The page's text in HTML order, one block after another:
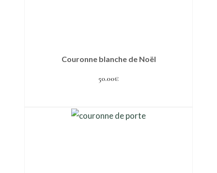
Couronne blanche de Noël
50.00€